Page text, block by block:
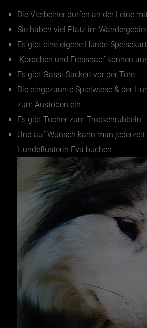
Die Vierbeiner dürfen an der Leine
Sie haben viel Platz im
Es gibt eine eigene Hunde-
Körbchen und Fressnapf können
Es gibt Gassi-Sackerl vor der Türe.
Die eingezäunte Spielwiese & der
zum Austoben ein.
Es gibt Tücher zum Trockenrubbeln.
Und auf Wunsch kann man
Hundeflüsterin Eva buchen.